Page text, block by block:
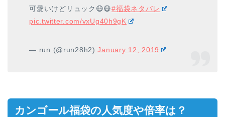
可愛いけどリュック😷😷#福袋ネタバレ
pic.twitter.com/vxUg40h9gK
— run (@run28h2)January 12, 2019
カンゴール福袋の人気度や倍率は？